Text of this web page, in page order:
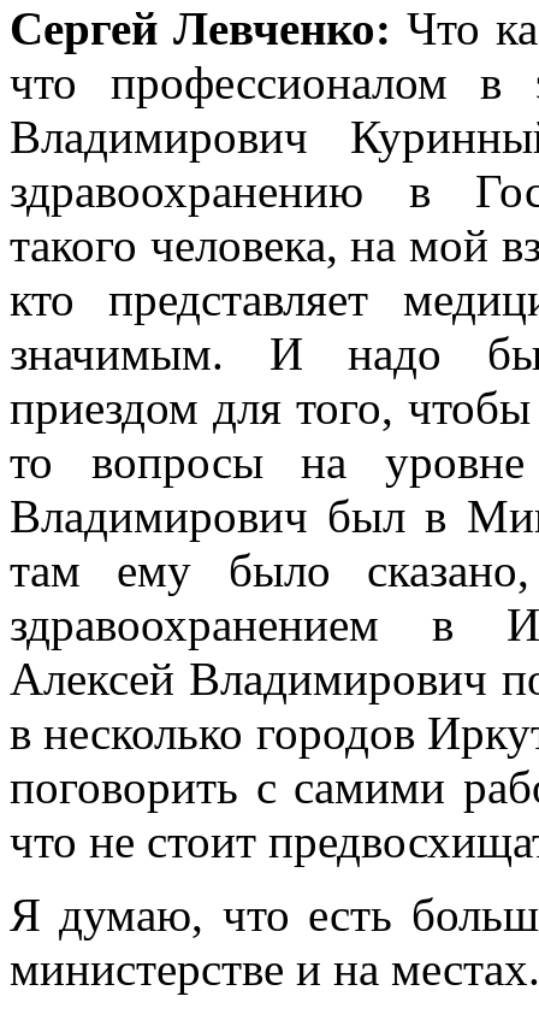
Сергей Левченко: Что
что профессионалом в
Владимирович
здравоохранению в
такого человека, на мой
кто представляет
значимым. И надо
приездом для того,
то вопросы на уровне
Владимирович был в
там ему было
здравоохранением в
Алексей Владимирович
в несколько городов
поговорить с самими
что не стоит
Я думаю, что есть
министерстве и на местах.